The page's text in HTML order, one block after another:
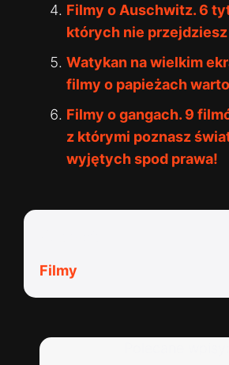
Filmy o Auschwitz. 6
których nie
Watykan na wielkim
filmy o papieżach
Filmy o gangach. 9
z którymi poznasz
wyjętych spod prawa!
Filmy